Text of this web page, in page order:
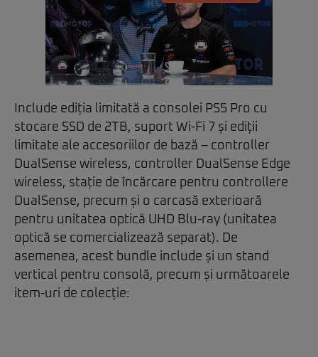
Include ediția limitată a consolei PS5 Pro cu
stocare SSD de 2TB, suport Wi-Fi 7 și ediții
limitate ale accesoriilor de bază – controller
DualSense wireless, controller DualSense Edge
wireless, stație de încărcare pentru controllere
DualSense, precum și o carcasă exterioară
pentru unitatea optică UHD Blu-ray (unitatea
optică se comercializează separat). De
asemenea, acest bundle include și un stand
vertical pentru consolă, precum și următoarele
item-uri de colecție: